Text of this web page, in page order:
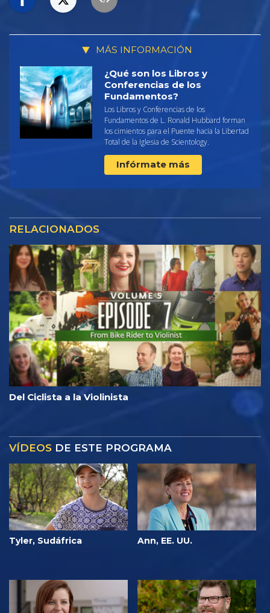
MÁS INFORMACIÓN
¿Qué son los Libros y
Conferencias de los
Fundamentos?
Los Libros y Conferencias de los
Fundamentos de L. Ronald Hubbard forman
los cimientos para el Puente hacia la Libertad
Total de la Iglesia de Scientology.
Infórmate más
RELACIONADOS
Del Ciclista a la Violinista
VÍDEOS DE ESTE PROGRAMA
Tyler, Sudáfrica Ann, EE. UU.